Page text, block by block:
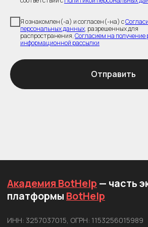
Я ознакомлен(-а) и согласен(-на) с
персональных данных, разрешенных для
распространения,Согласием на получение
информационной рассылки
Отправить